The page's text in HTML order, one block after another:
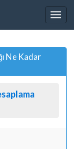
Ne Kadar